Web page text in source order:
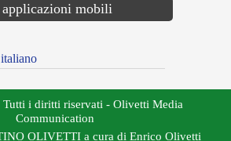
applicazioni mobili
i diritti riservati - Olivetti Media
Communication
OLIVETTI a cura di Enrico Olivetti